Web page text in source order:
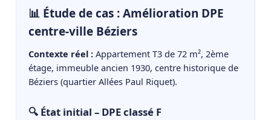
📊 Étude de cas : Amélioration DPE
centre-ville Béziers
Contexte réel : Appartement T3 de 72 m², 2ème
étage, immeuble ancien 1930, centre historique de
Béziers (quartier Allées Paul Riquet).
🔍 État initial – DPE classé F